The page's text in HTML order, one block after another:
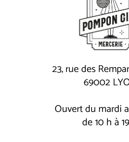
23, rue des
69002
Ouvert du mardi
de 10 h à